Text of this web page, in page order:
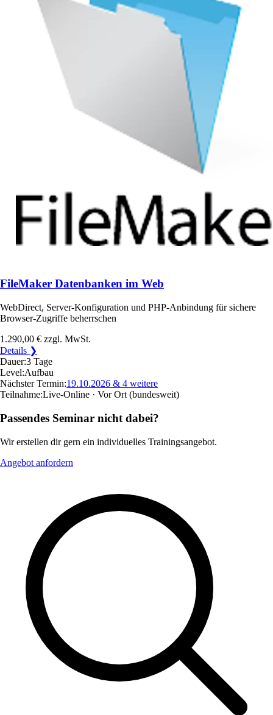
FileMaker Datenbanken im Web
WebDirect, Server-Konfiguration und PHP-Anbindung für sichere
Browser-Zugriffe beherrschen
1.290,00 € zzgl. MwSt.
Details ❯
Dauer:3 Tage
Level:Aufbau
Nächster Termin:19.10.2026 & 4 weitere
Teilnahme:Live-Online · Vor Ort (bundesweit)
Passendes Seminar nicht dabei?
Wir erstellen dir gern ein individuelles Trainingsangebot.
Angebot anfordern